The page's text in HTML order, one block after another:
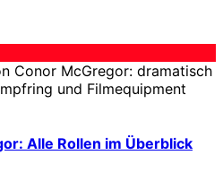
Alle Rollen im Überblick